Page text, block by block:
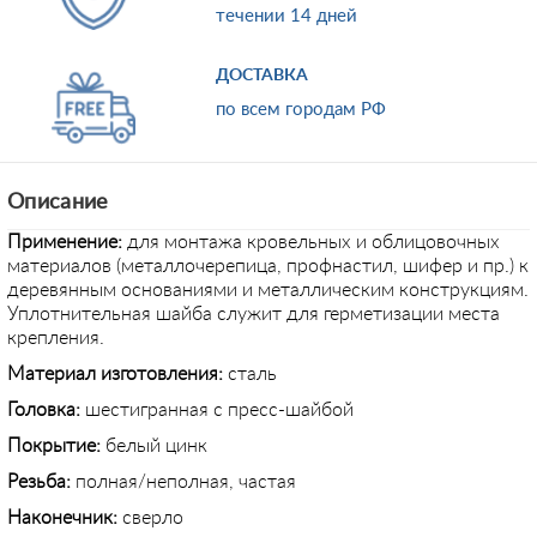
течении 14 дней
ДОСТАВКА
по всем городам РФ
Описание
Применение: для монтажа кровельных и облицовочных
материалов (металлочерепица, профнастил, шифер и пр.) к
деревянным основаниями и металлическим конструкциям.
Уплотнительная шайба служит для герметизации места
крепления.
Материал изготовления: сталь
Головка: шестигранная с пресс-шайбой
Покрытие: белый цинк
Резьба: полная/неполная, частая
Наконечник: сверло